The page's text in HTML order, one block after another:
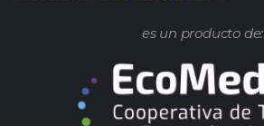
es un producto de: